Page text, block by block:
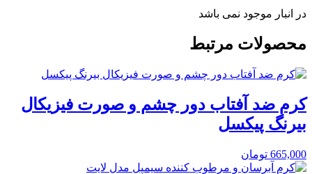
در انبار موجود نمی باشد
محصولات مرتبط
کرم ضد آفتاب دور چشم و صورت فیزیکال
بیرنگ پیکسل
665,000 تومان